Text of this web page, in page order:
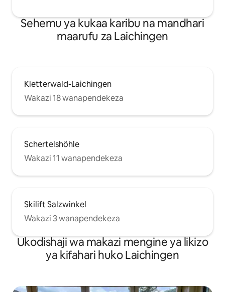
Sehemu ya kukaa karibu na mandhari
maarufu za Laichingen
Kletterwald-Laichingen
Wakazi 18 wanapendekeza
Schertelshöhle
Wakazi 11 wanapendekeza
Skilift Salzwinkel
Wakazi 3 wanapendekeza
Ukodishaji wa makazi mengine ya likizo
ya kifahari huko Laichingen